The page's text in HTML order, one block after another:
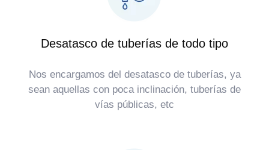
Desatasco de tuberías de todo tipo
Nos encargamos del desatasco de tuberías, ya
sean aquellas con poca inclinación, tuberías de
vías públicas, etc